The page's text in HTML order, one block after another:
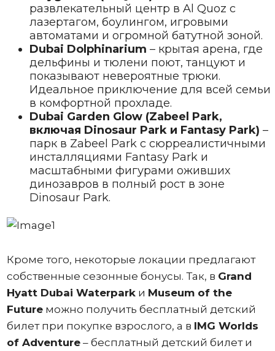
развлекательный центр в Al Quoz с
лазертагом, боулингом, игровыми
автоматами и огромной батутной зоной.
Dubai Dolphinarium – крытая арена, где
дельфины и тюлени поют, танцуют и
показывают невероятные трюки.
Идеальное приключение для всей семьи
в комфортной прохладе.
Dubai Garden Glow (Zabeel Park,
включая Dinosaur Park и Fantasy Park) –
парк в Zabeel Park с сюрреалистичными
инсталляциями Fantasy Park и
масштабными фигурами оживших
динозавров в полный рост в зоне
Dinosaur Park.
Кроме того, некоторые локации предлагают
собственные сезонные бонусы. Так, в Grand
Hyatt Dubai Waterparkи Museum of the
Futureможно получить бесплатный детский
билет при покупке взрослого, а в IMG Worlds
of Adventure– бесплатный детский билет и